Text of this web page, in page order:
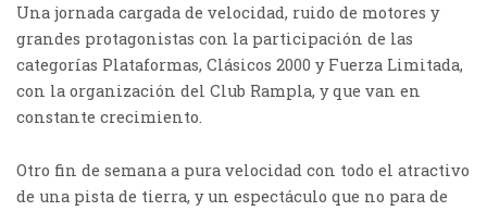
Una jornada cargada de velocidad, ruido de motores y
grandes protagonistas con la participación de las
categorías Plataformas, Clásicos 2000 y Fuerza Limitada,
con la organización del Club Rampla, y que van en
constante crecimiento.
Otro fin de semana a pura velocidad con todo el atractivo
de una pista de tierra, y un espectáculo que no para de